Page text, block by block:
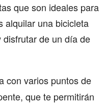
que son ideales para
alquilar una bicicleta
de un día de
con varios puntos de
que te permitirán